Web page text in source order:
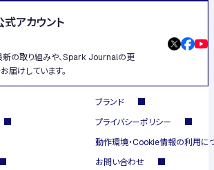
アカウント
新の取り組みや、Spark Journalの更
届けしています。
ブランド
プライバシーポリシー
動作環境・Cookie情報の利用に
お問い合わせ